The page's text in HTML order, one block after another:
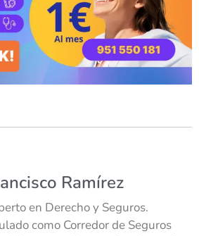
Ramírez
en Derecho y Seguros.
como Corredor de Seguros